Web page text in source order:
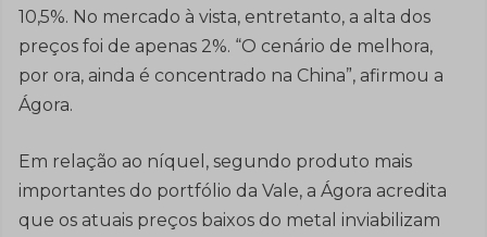
10,5%. No mercado à vista, entretanto, a alta dos
preços foi de apenas 2%. “O cenário de melhora,
por ora, ainda é concentrado na China”, afirmou a
Ágora.
Em relação ao níquel, segundo produto mais
importantes do portfólio da Vale, a Ágora acredita
que os atuais preços baixos do metal inviabilizam